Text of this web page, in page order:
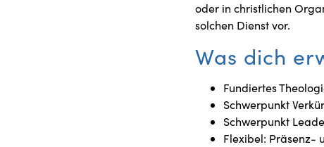
oder in christlichen
solchen Dienst vor.
Was dich
Fundiertes
Schwerpunkt
Schwerpunkt
Flexibel: Präsenz-